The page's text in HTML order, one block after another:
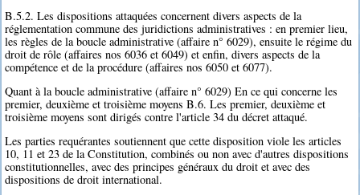
B.5.2. Les dispositions attaquées concernent divers aspects de la
réglementation commune des juridictions administratives : en premier lieu,
les règles de la boucle administrative (affaire n° 6029), ensuite le régime du
droit de rôle (affaires nos 6036 et 6049) et enfin, divers aspects de la
compétence et de la procédure (affaires nos 6050 et 6077).
Quant à la boucle administrative (affaire n° 6029) En ce qui concerne les
premier, deuxième et troisième moyens B.6. Les premier, deuxième et
troisième moyens sont dirigés contre l'article 34 du décret attaqué.
Les parties requérantes soutiennent que cette disposition viole les articles
10, 11 et 23 de la Constitution, combinés ou non avec d'autres dispositions
constitutionnelles, avec des principes généraux du droit et avec des
dispositions de droit international.